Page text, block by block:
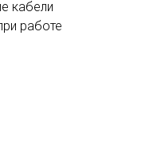
кабели
работе